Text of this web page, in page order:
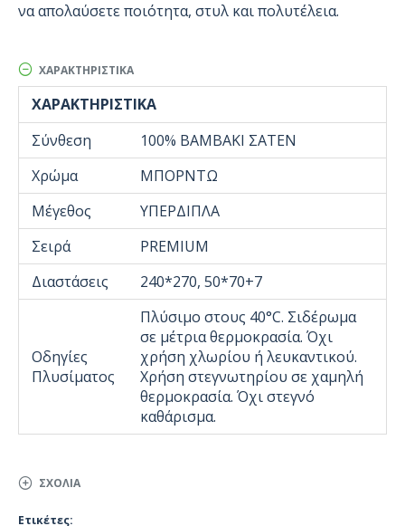
να απολαύσετε ποιότητα, στυλ και πολυτέλεια.
ΧΑΡΑΚΤΗΡΙΣΤΙΚΆ
ΧΑΡΑΚΤΗΡΙΣΤΙΚΆ
Σύνθεση
100% ΒΑΜΒΑΚΙ ΣΑΤΕΝ
Χρώμα
ΜΠΟΡΝΤΩ
Μέγεθος
ΥΠΕΡΔΙΠΛΑ
Σειρά
PREMIUM
Διαστάσεις
240*270, 50*70+7
Οδηγίες
Πλυσίματος
Πλύσιμο στους 40°C. Σιδέρωμα
σε μέτρια θερμοκρασία. Όχι
χρήση χλωρίου ή λευκαντικού.
Χρήση στεγνωτηρίου σε χαμηλή
θερμοκρασία. Όχι στεγνό
καθάρισμα.
ΣΧΌΛΙΑ
Ετικέτες: